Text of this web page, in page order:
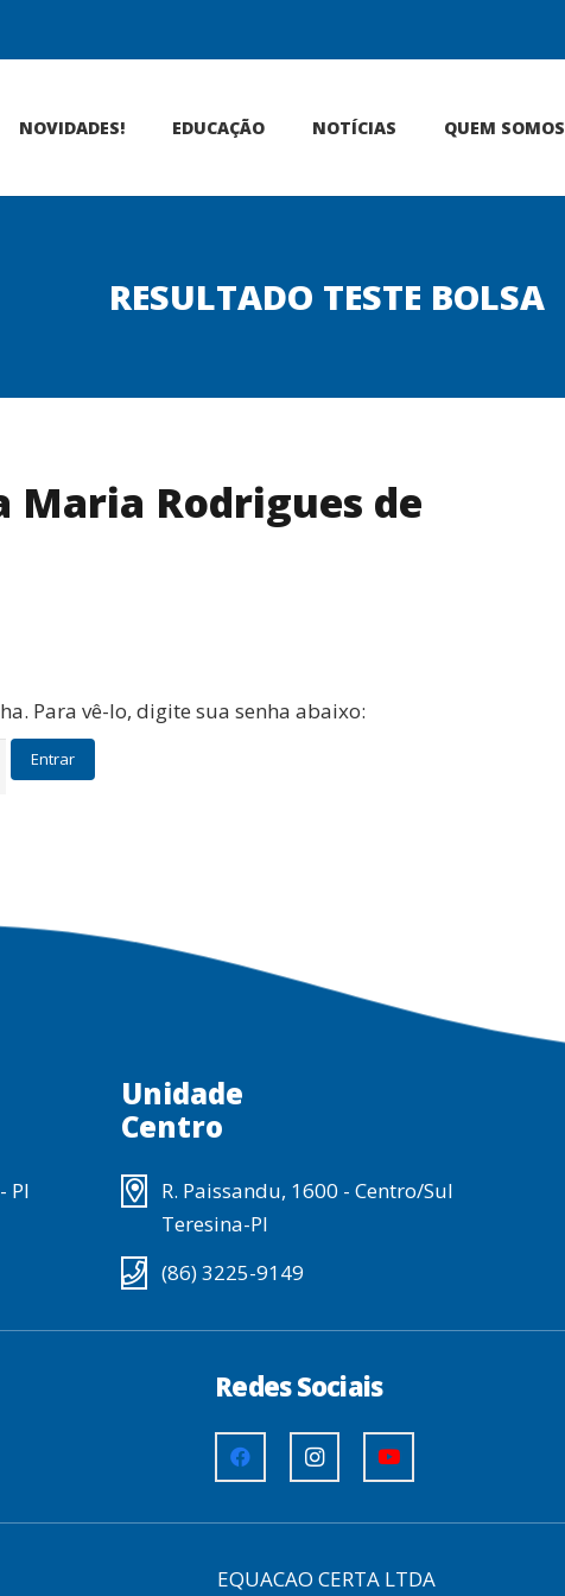
NOVIDADES! EDUCAÇÃO NOTÍCIAS QUEM SOMOS
RESULTADO TESTE BOLSA
Maria Rodrigues de
Para vê-lo, digite sua senha abaixo:
PI
Unidade
Centro
R. Paissandu, 1600 - Centro/Sul
Teresina-PI
(86) 3225-9149
Redes Sociais
EQUACAO CERTA LTDA